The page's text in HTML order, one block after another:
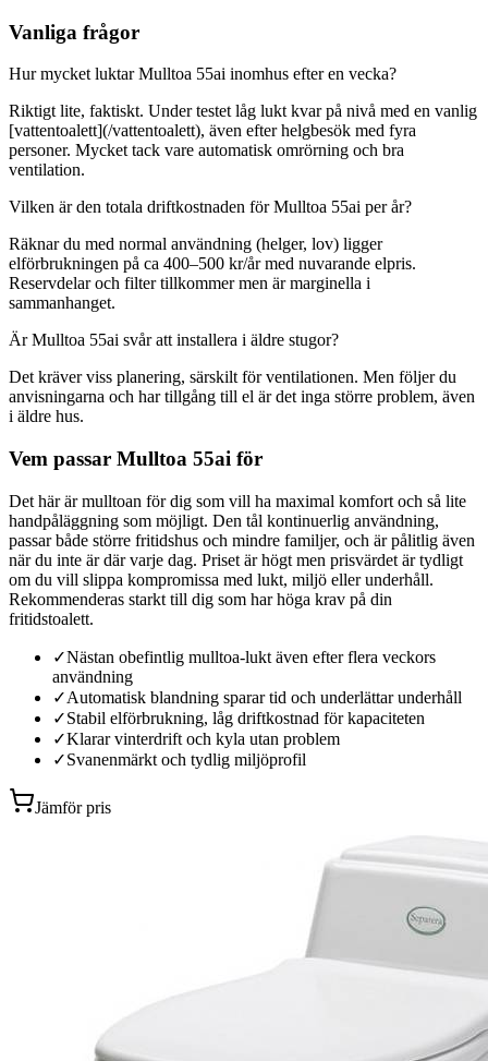
Vanliga frågor
Hur mycket luktar Mulltoa 55ai inomhus efter en vecka?
Riktigt lite, faktiskt. Under testet låg lukt kvar på nivå med en vanlig
[vattentoalett](/vattentoalett), även efter helgbesök med fyra
personer. Mycket tack vare automatisk omrörning och bra
ventilation.
Vilken är den totala driftkostnaden för Mulltoa 55ai per år?
Räknar du med normal användning (helger, lov) ligger
elförbrukningen på ca 400–500 kr/år med nuvarande elpris.
Reservdelar och filter tillkommer men är marginella i
sammanhanget.
Är Mulltoa 55ai svår att installera i äldre stugor?
Det kräver viss planering, särskilt för ventilationen. Men följer du
anvisningarna och har tillgång till el är det inga större problem, även
i äldre hus.
Vem passar Mulltoa 55ai för
Det här är mulltoan för dig som vill ha maximal komfort och så lite
handpåläggning som möjligt. Den tål kontinuerlig användning,
passar både större fritidshus och mindre familjer, och är pålitlig även
när du inte är där varje dag. Priset är högt men prisvärdet är tydligt
om du vill slippa kompromissa med lukt, miljö eller underhåll.
Rekommenderas starkt till dig som har höga krav på din
fritidstoalett.
✓Nästan obefintlig mulltoa-lukt även efter flera veckors
användning
✓Automatisk blandning sparar tid och underlättar underhåll
✓Stabil elförbrukning, låg driftkostnad för kapaciteten
✓Klarar vinterdrift och kyla utan problem
✓Svanenmärkt och tydlig miljöprofil
Jämför pris